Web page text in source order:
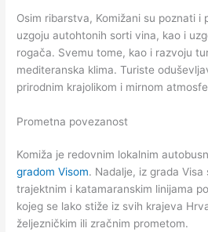
Osim ribarstva, Komižani su poznati i
uzgoju autohtonih sorti vina, kao i
rogača. Svemu tome, kao i razvoju
mediteranska klima. Turiste
prirodnim krajolikom i mirnom
Prometna povezanost
Komiža je redovnim lokalnim
gradom Visom. Nadalje, iz grada
trajektnim i katamaranskim linijama
kojeg se lako stiže iz svih krajeva
željezničkim ili zračnim prometom.